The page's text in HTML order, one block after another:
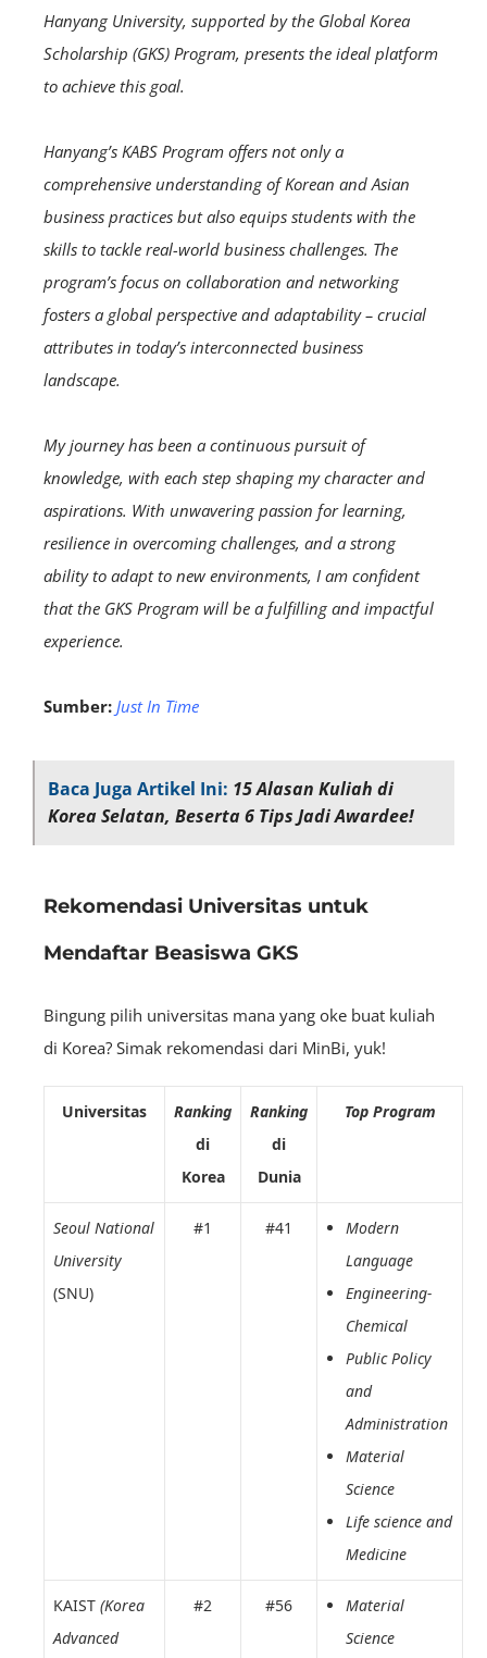
Hanyang University, supported by the Global Korea
Scholarship (GKS) Program, presents the ideal platform
to achieve this goal.
Hanyang’s KABS Program offers not only a
comprehensive understanding of Korean and Asian
business practices but also equips students with the
skills to tackle real-world business challenges. The
program’s focus on collaboration and networking
fosters a global perspective and adaptability – crucial
attributes in today’s interconnected business
landscape.
My journey has been a continuous pursuit of
knowledge, with each step shaping my character and
aspirations. With unwavering passion for learning,
resilience in overcoming challenges, and a strong
ability to adapt to new environments, I am confident
that the GKS Program will be a fulfilling and impactful
experience.
Sumber: Just In Time
Baca Juga Artikel Ini: 15 Alasan Kuliah di
Korea Selatan, Beserta 6 Tips Jadi Awardee!
Rekomendasi Universitas untuk
Mendaftar Beasiswa GKS
Bingung pilih universitas mana yang oke buat kuliah
di Korea? Simak rekomendasi dari MinBi, yuk!
Universitas
Ranking
di
Korea
Ranking
di
Dunia
Top Program
Seoul National
University
(SNU)
#1 #41
Modern
Language
Engineering-
Chemical
Public Policy
and
Administration
Material
Science
Life science and
Medicine
KAIST (Korea
Advanced
#2 #56
Material
Science